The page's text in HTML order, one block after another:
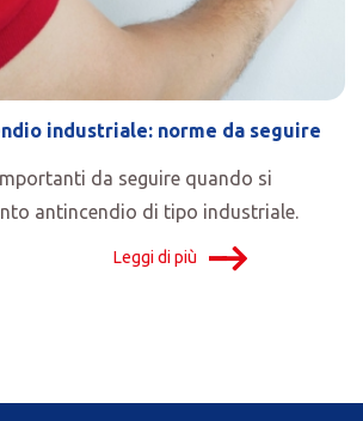
industriale: norme da seguire
da seguire quando si
antincendio di tipo industriale.
Leggi di più